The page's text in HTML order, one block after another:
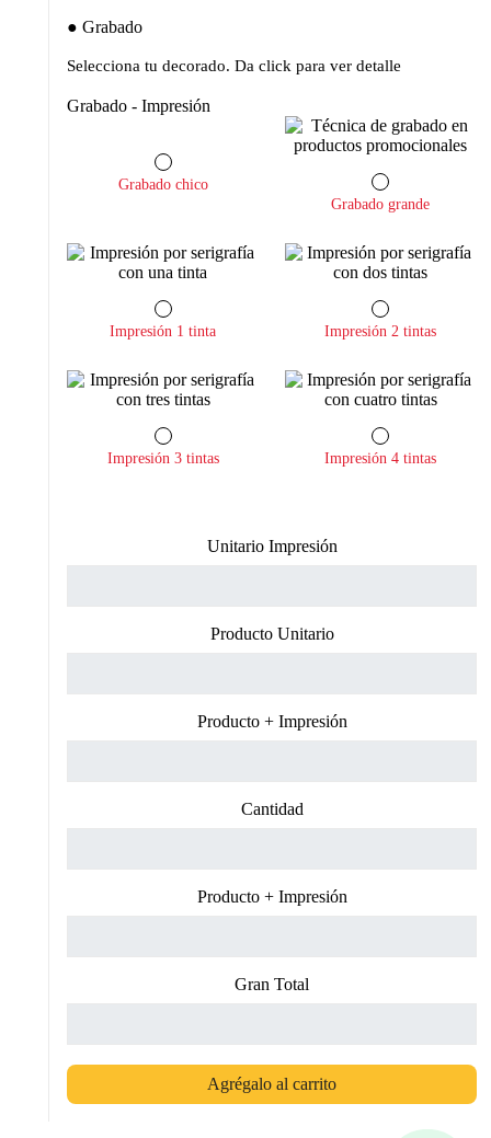
Grabado
Selecciona tu decorado. Da click para ver detalle
Grabado - Impresión
Grabado chico
Grabado grande
Impresión 1 tinta Impresión 2 tintas
Impresión 3 tintas Impresión 4 tintas
Unitario Impresión
Producto Unitario
Producto + Impresión
Cantidad
Producto + Impresión
Gran Total
Agrégalo al carrito